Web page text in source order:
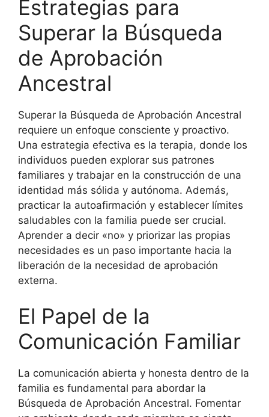
Estrategias para
Superar la Búsqueda
de Aprobación
Ancestral
Superar la Búsqueda de Aprobación Ancestral
requiere un enfoque consciente y proactivo.
Una estrategia efectiva es la terapia, donde los
individuos pueden explorar sus patrones
familiares y trabajar en la construcción de una
identidad más sólida y autónoma. Además,
practicar la autoafirmación y establecer límites
saludables con la familia puede ser crucial.
Aprender a decir «no» y priorizar las propias
necesidades es un paso importante hacia la
liberación de la necesidad de aprobación
externa.
El Papel de la
Comunicación Familiar
La comunicación abierta y honesta dentro de la
familia es fundamental para abordar la
Búsqueda de Aprobación Ancestral. Fomentar